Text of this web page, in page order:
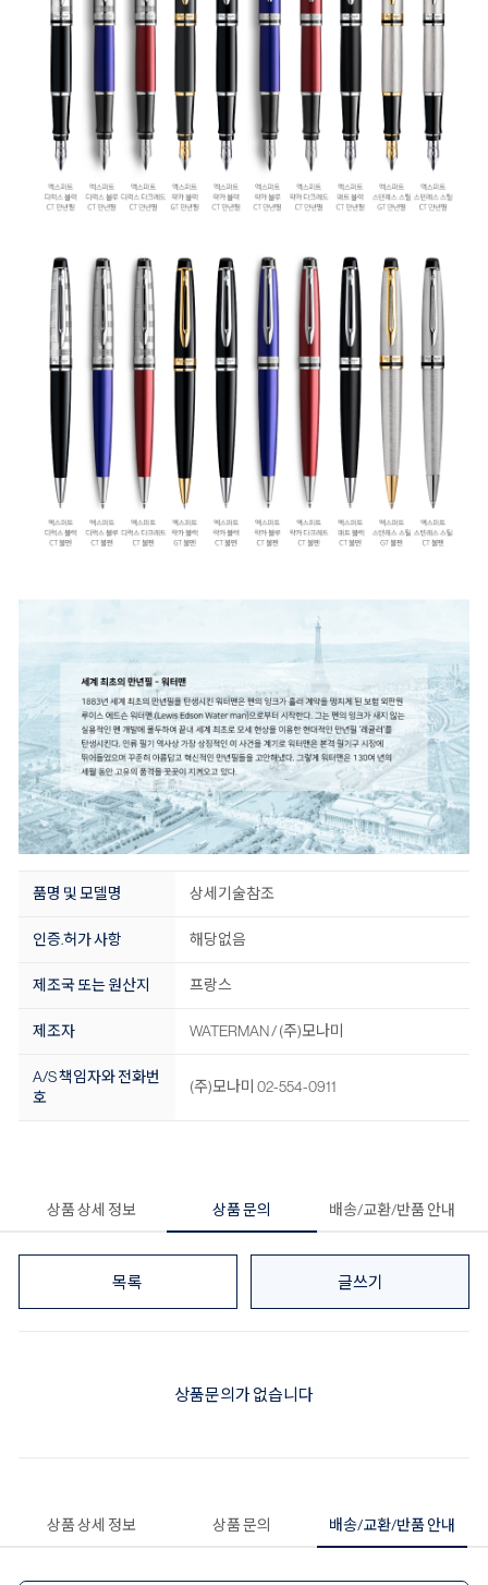
품명 및 모델명 상세기술참조
인증.허가 사항 해당없음
제조국 또는 원산지 프랑스
제조자 WATERMAN / (주)모나미
A/S 책임자와 전화번
호
(주)모나미 02-554-0911
상품 상세 정보 상품 문의 배송/교환/반품 안내
목록 글쓰기
상품문의가 없습니다
상품 상세 정보 상품 문의 배송/교환/반품 안내